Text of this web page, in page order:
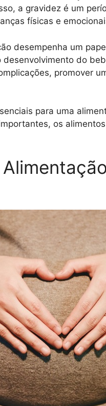
a gravidez é um
físicas e
desempenha um
do
promover
para uma
os